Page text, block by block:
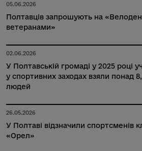
05.06.2026
Полтавців запрошують на
ветеранами»
02.06.2026
У Полтавській громаді у 2025 році
у спортивних заходах взяли понад
людей
26.05.2026
У Полтаві відзначили спортсменів
«Орел»